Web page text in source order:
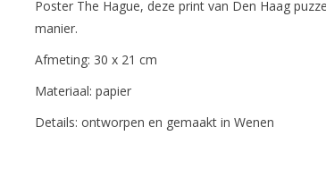
Poster The Hague, deze print van Den Haag
manier.
Afmeting: 30 x 21 cm
Materiaal: papier
Details: ontworpen en gemaakt in Wenen